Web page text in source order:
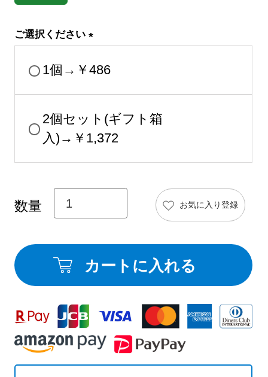
ご選択ください
必
)
1個→￥486
2個セット(ギフト箱
入)→￥1,372
お気に入り登録
カートに入れる